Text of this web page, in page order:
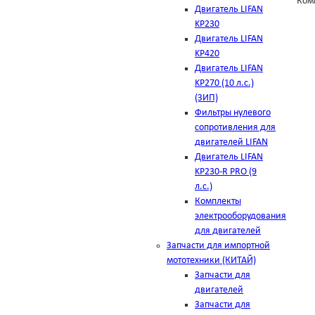
Двигатель LIFAN
KP230
Двигатель LIFAN
KP420
Двигатель LIFAN
KP270 (10 л.с.)
(ЗИП)
Фильтры нулевого
сопротивления для
двигателей LIFAN
Двигатель LIFAN
KP230-R PRO (9
л.с.)
Комплекты
электрооборудования
для двигателей
Запчасти для импортной
мототехники (КИТАЙ)
Запчасти для
двигателей
Запчасти для